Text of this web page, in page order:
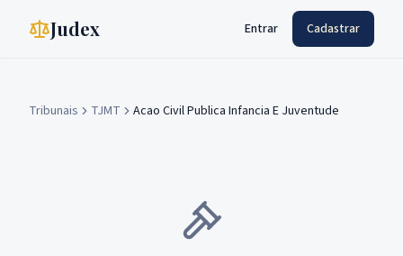
Judex Entrar Cadastrar
Tribunais TJMT Acao Civil Publica Infancia E Juventude